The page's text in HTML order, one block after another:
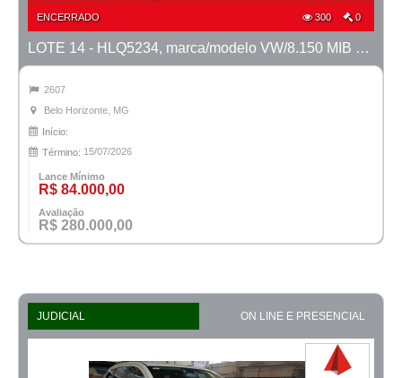
ENCERRADO 300 0
LOTE 14 - HLQ5234, marca/modelo VW/8.150 MIB Metropolis, ano 2011/2012
2607
Belo Horizonte, MG
Início:
Término: 15/07/2026
Lance Mínimo
R$ 84.000,00
Avaliação
R$ 280.000,00
JUDICIAL ON LINE E PRESENCIAL